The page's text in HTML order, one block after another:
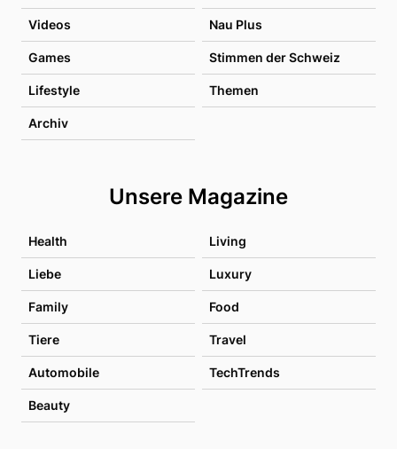
Videos Nau Plus
Games Stimmen der Schweiz
Lifestyle Themen
Archiv
Unsere Magazine
Health Living
Liebe Luxury
Family Food
Tiere Travel
Automobile TechTrends
Beauty